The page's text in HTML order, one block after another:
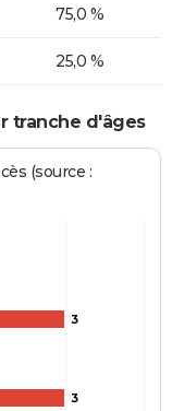
75,0 %
25,0 %
tranche d'âges
(source :
3
3